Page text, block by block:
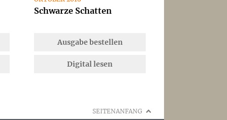
Schwarze Schatten
Ausgabe bestellen
Digital lesen
SEITENANFANG